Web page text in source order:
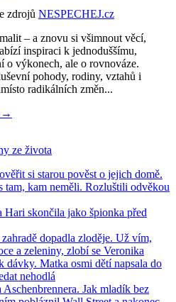
zdrojů NESPECHEJ.cz
– a znovu si všimnout věcí,
inspiraci k jednoduššímu,
o výkonech, ale o rovnováze.
pohody, rodiny, vztahů i
radikálních změn...
→
ze života
si starou pověst o jejich domě.
tam, kam neměli. Rozluštili odvěkou
Hari skončila jako špionka před
dopadla zloděje. Už vím,
a zeleniny, zlobí se Veronika
Matka osmi dětí napsala do
nehodlá
Jak mladík bez